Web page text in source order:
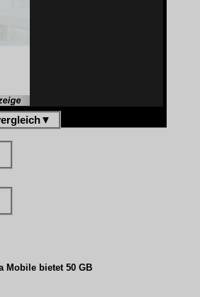
▼
Mobile bietet 50 GB